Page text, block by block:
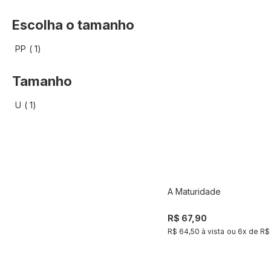
A Maturidade
R$ 67,90
R$ 64,50 à vista ou 6x de R$
Escolha o tamanho
PP 1artigo
Tamanho
U 1artigo